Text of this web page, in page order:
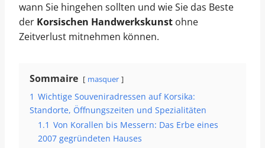
wann Sie hingehen sollten und wie Sie das Beste
der Korsischen Handwerkskunst ohne
Zeitverlust mitnehmen können.
Sommaire masquer
1 Wichtige Souveniradressen auf Korsika:
Standorte, Öffnungszeiten und Spezialitäten
1.1 Von Korallen bis Messern: Das Erbe eines
2007 gegründeten Hauses